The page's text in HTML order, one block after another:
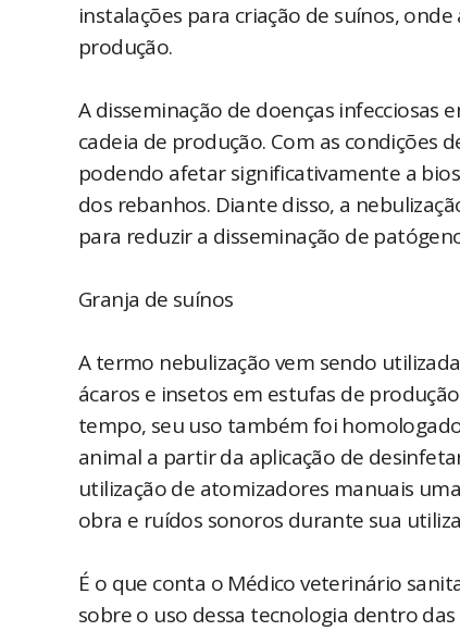
instalações para criação de suínos,
produção.
A disseminação de doenças infecciosas
cadeia de produção. Com as condições
podendo afetar significativamente a
dos rebanhos. Diante disso, a
para reduzir a disseminação de
Granja de suínos
A termo nebulização vem sendo
ácaros e insetos em estufas de
tempo, seu uso também foi
animal a partir da aplicação de
utilização de atomizadores manuais
obra e ruídos sonoros durante sua
É o que conta o Médico veterinário
sobre o uso dessa tecnologia dentro